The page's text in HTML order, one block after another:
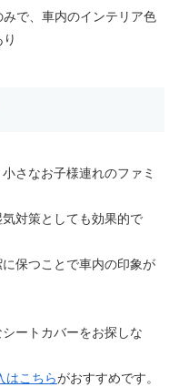
で、車内のインテリア色
さなお子様連れのファミ
対策としても効果的で
保つことで車内の印象が
ートカバーをお探しな
はこちらがおすすめです。